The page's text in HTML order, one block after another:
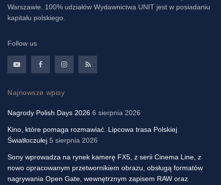
Warszawie. 100% udziałów Wydawnictwa UNIT jest w posiadaniu
kapitału polskiego.
Follow us
Najnowsze wpisy
Nagrody Polish Days 2026 6 sierpnia 2026
Kino, które pomaga rozmawiać. Lipcowa trasa Polskiej
Światłoczułej 5 sierpnia 2026
Sony wprowadza na rynek kamerę FX5, z serii Cinema Line, z
nowo opracowanym przetwornikiem obrazu, obsługą formatów
nagrywania Open Gate, wewnętrznym zapisem RAW oraz